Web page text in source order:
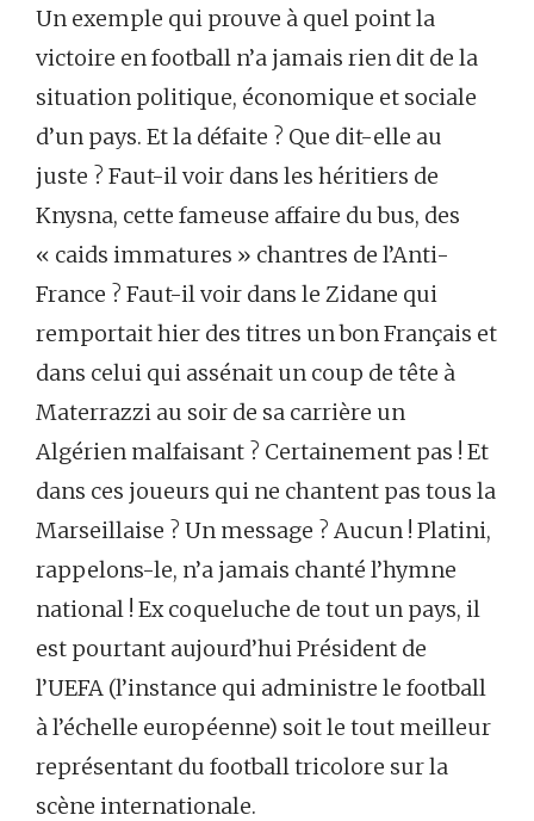
Un exemple qui prouve à quel point la
victoire en football n’a jamais rien dit de la
situation politique, économique et sociale
d’un pays. Et la défaite ? Que dit-elle au
juste ? Faut-il voir dans les héritiers de
Knysna, cette fameuse affaire du bus, des
« caids immatures » chantres de l’Anti-
France ? Faut-il voir dans le Zidane qui
remportait hier des titres un bon Français et
dans celui qui assénait un coup de tête à
Materrazzi au soir de sa carrière un
Algérien malfaisant ? Certainement pas ! Et
dans ces joueurs qui ne chantent pas tous la
Marseillaise ? Un message ? Aucun ! Platini,
rappelons-le, n’a jamais chanté l’hymne
national ! Ex coqueluche de tout un pays, il
est pourtant aujourd’hui Président de
l’UEFA (l’instance qui administre le football
à l’échelle européenne) soit le tout meilleur
représentant du football tricolore sur la
scène internationale.